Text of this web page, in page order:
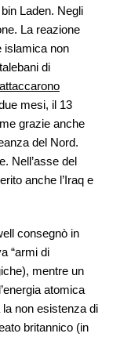
Laden. Negli
La reazione
islamica non
di
mesi, il 13
grazie anche
del Nord.
Nell’asse del
anche l’Iraq e
consegnò in
“armi di
mentre un
atomica
non esistenza di
britannico (in